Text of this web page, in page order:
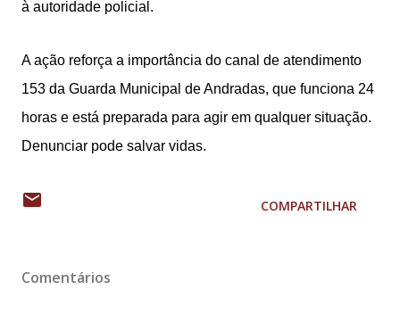
à autoridade policial.
A ação reforça a importância do canal de atendimento
153 da Guarda Municipal de Andradas, que funciona 24
horas e está preparada para agir em qualquer situação.
Denunciar pode salvar vidas.
COMPARTILHAR
Comentários